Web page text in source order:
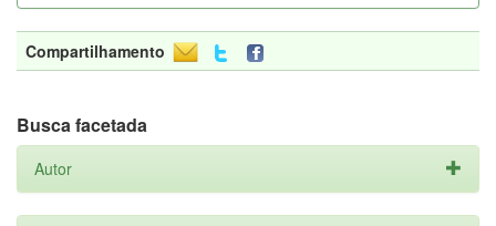
Compartilhamento
Busca facetada
Autor